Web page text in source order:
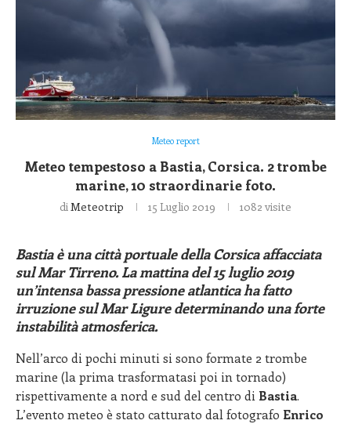
Meteo report
Meteo tempestoso a Bastia, Corsica. 2 trombe
marine, 10 straordinarie foto.
diMeteotrip 15 Luglio 2019 1082 visite
Bastiaè una città portuale dellaCorsicaaffacciata
sul Mar Tirreno. La mattina del 15 luglio 2019
un’intensa bassa pressione atlantica ha fatto
irruzione sul Mar Ligure determinando una forte
instabilità atmosferica.
Nell’arco di pochi minuti si sono formate 2 trombe
marine (la prima trasformatasi poi in tornado)
rispettivamente a nord e sud del centro di Bastia.
L’evento meteo è stato catturato dal fotografo Enrico